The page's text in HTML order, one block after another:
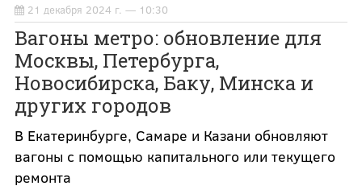
21 декабря 2024 г. — 10:30
Вагоны метро: обновление для
Москвы, Петербурга,
Новосибирска, Баку, Минска и
других городов
В Екатеринбурге, Самаре и Казани обновляют
вагоны с помощью капитального или текущего
ремонта